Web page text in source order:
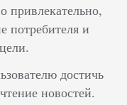
привлекательно,
потребителя и
достичь
новостей.